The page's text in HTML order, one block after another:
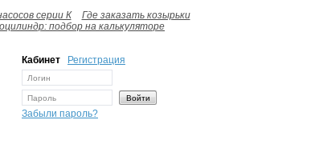
серии К
Где заказать козырьки
подбор на калькуляторе
Кабинет Регистрация
Забыли пароль?